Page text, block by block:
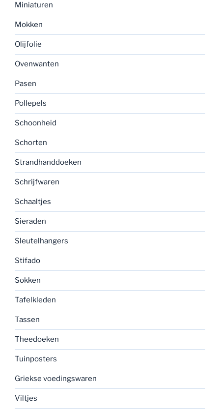
Miniaturen
Mokken
Olijfolie
Ovenwanten
Pasen
Pollepels
Schoonheid
Schorten
Strandhanddoeken
Schrijfwaren
Schaaltjes
Sieraden
Sleutelhangers
Stifado
Sokken
Tafelkleden
Tassen
Theedoeken
Tuinposters
Griekse voedingswaren
Viltjes